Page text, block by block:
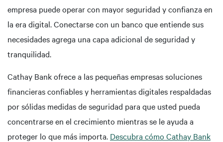
empresa puede operar con mayor seguridad y confianza en
la era digital. Conectarse con un banco que entiende sus
necesidades agrega una capa adicional de seguridad y
tranquilidad.
Cathay Bank ofrece a las pequeñas empresas soluciones
financieras confiables y herramientas digitales respaldadas
por sólidas medidas de seguridad para que usted pueda
concentrarse en el crecimiento mientras se le ayuda a
proteger lo que más importa. Descubra cómo Cathay Bank